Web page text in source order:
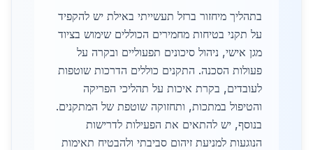
בתהליך מיחזור ברזל תעשייתי באילת יש להקפיד
על תקני בטיחות מחמירים הכוללים שימוש בציוד
מגן אישי, ניהול סיכונים תפעוליים ובקרה על
פעולות הסכנה. התקנים כוללים הדרכות שוטפות
לעובדים, בקרת איכות על תהליכי הפריקה
והטיפול במתכות, ותחזוקה שוטפת של המתקנים.
בנוסף, יש להתאים את הפעילות לדרישות
הנוגעות למניעת זיהום סביבתי ולהבטיח תאימות